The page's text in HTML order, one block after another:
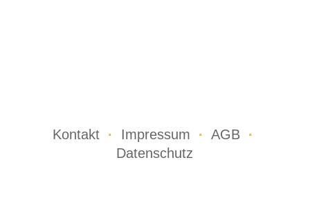
Kontakt · Impressum · AGB ·
Datenschutz